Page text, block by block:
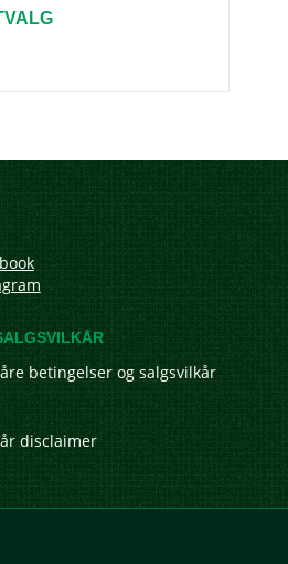
betingelser og salgsvilkår
disclaimer